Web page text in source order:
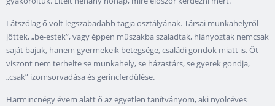
Látszólag ő volt legszabadabb tagja osztályának. Társai munkahelyről
jöttek, „be-estek”, vagy éppen műszakba szaladtak, hiányoztak nemcsak
saját bajuk, hanem gyermekeik betegsége, családi gondok miatt is. Őt
viszont nem terhelte se munkahely, se házastárs, se gyerek gondja,
„csak” izomsorvadása és gerincferdülése.
Harmincnégy évem alatt ő az egyetlen tanítványom, aki nyolcéves